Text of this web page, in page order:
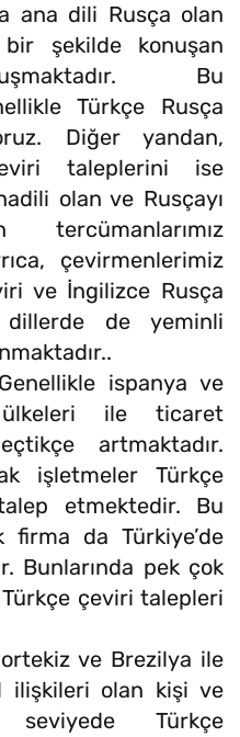
ana dili Rusça olan
şekilde konuşan
Bu
Türkçe Rusça
Diğer yandan,
taleplerini ise
olan ve Rusçayı
çevirmenlerimiz
ve İngilizce Rusça
de yeminli
ispanya ve
ile ticaret
artmaktadır.
işletmeler Türkçe
etmektedir. Bu
firma da Türkiye’de
Bunlarında pek çok
çeviri talepleri
ve Brezilya ile
ilişkileri olan kişi ve
Türkçe